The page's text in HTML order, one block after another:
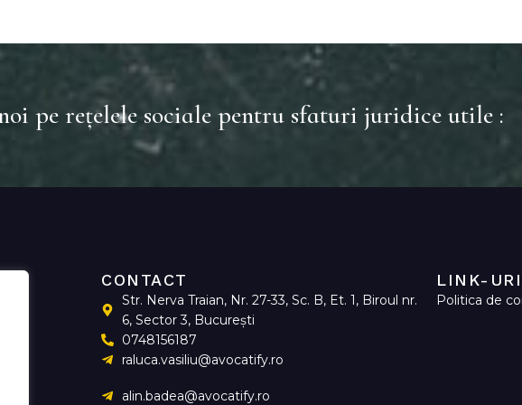
pe rețelele sociale pentru sfaturi juridice utile :
CONTACT
Str. Nerva Traian, Nr. 27-33, Sc. B, Et. 1, Biroul nr.
6, Sector 3, București
0748156187
raluca.vasiliu@avocatify.ro
alin.badea@avocatify.ro
LINK-
Politica de